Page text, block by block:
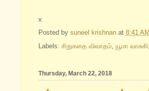
x
Posted by suneel krishnan at 8:41 AM
Labels: சிறுகதை விவாதம், யூமா வாசுகி
Thursday, March 22, 2018